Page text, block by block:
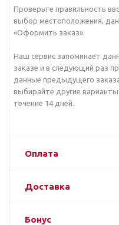
Проверьте правильность
выбор местоположения,
«Оформить заказ».
Наш сервис запоминает
заказе и в следующий раз
данные предыдущего
выбирайте другие
течение 14 дней.
Оплата
Доставка
Бонус